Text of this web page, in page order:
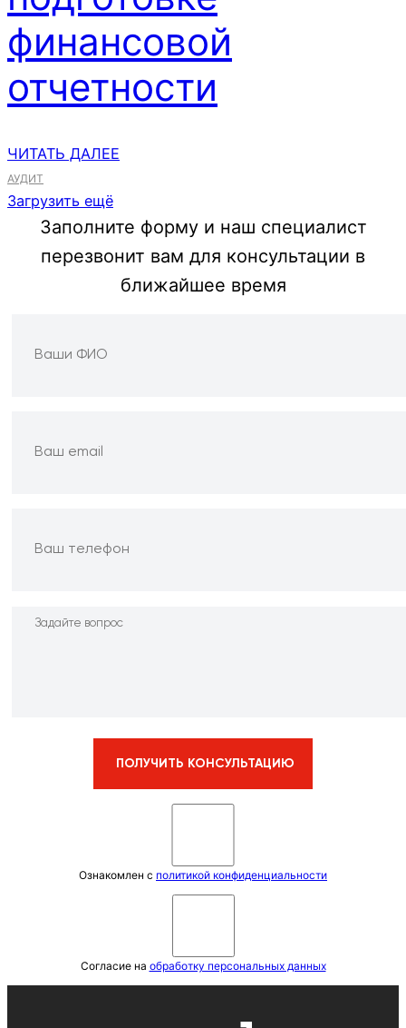
финансовой
отчетности
ЧИТАТЬ ДАЛЕЕ
АУДИТ
Загрузить ещё
Заполните форму и наш специалист
перезвонит вам для консультации в
ближайшее время
Ознакомлен с политикой конфиденциальности
Согласие на обработку персональных данных